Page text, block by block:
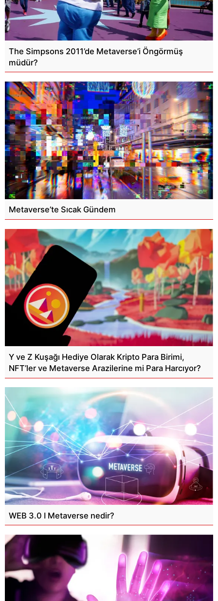
The Simpsons 2011’de Metaverse’i Öngörmüş
müdür?
Metaverse’te Sıcak Gündem
Y ve Z Kuşağı Hediye Olarak Kripto Para Birimi,
NFT’ler ve Metaverse Arazilerine mi Para Harcıyor?
WEB 3.0 I Metaverse nedir?